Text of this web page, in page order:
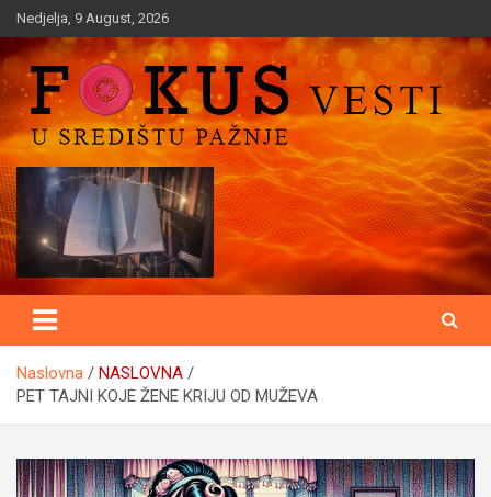
Skip
to
content
Nedjelja, 9 August, 2026
Fokusvesti
U središtu pažnje
Naslovna
NASLOVNA
PET TAJNI KOJE ŽENE KRIJU OD MUŽEVA